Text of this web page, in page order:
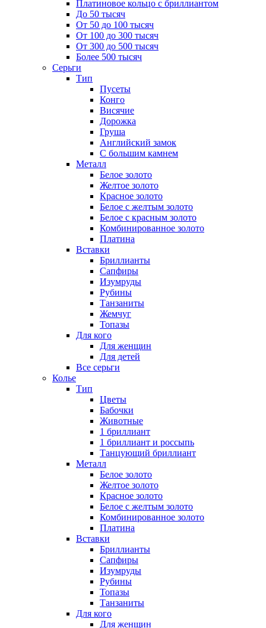
Платиновое кольцо с бриллиантом
До 50 тысяч
От 50 до 100 тысяч
От 100 до 300 тысяч
От 300 до 500 тысяч
Более 500 тысяч
Серьги
Тип
Пусеты
Конго
Висячие
Дорожка
Груша
Английский замок
С большим камнем
Металл
Белое золото
Желтое золото
Красное золото
Белое с желтым золото
Белое с красным золото
Комбинированное золото
Платина
Вставки
Бриллианты
Сапфиры
Изумруды
Рубины
Танзаниты
Жемчуг
Топазы
Для кого
Для женщин
Для детей
Все серьги
Колье
Тип
Цветы
Бабочки
Животные
1 бриллиант
1 бриллиант и россыпь
Танцующий бриллиант
Металл
Белое золото
Желтое золото
Красное золото
Белое с желтым золото
Комбинированное золото
Платина
Вставки
Бриллианты
Сапфиры
Изумруды
Рубины
Топазы
Танзаниты
Для кого
Для женщин